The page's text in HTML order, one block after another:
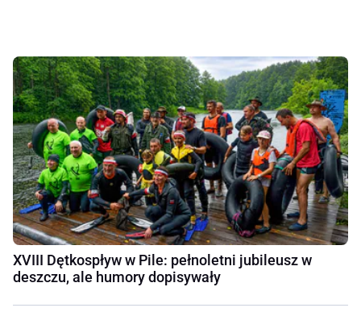
XVIII Dętkospływ w Pile: pełnoletni jubileusz w
deszczu, ale humory dopisywały